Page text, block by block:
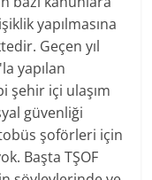
yapılmasına
Geçen yıl
yapılan
şehir içi ulaşım
güvenliği
şoförleri için
Başta TŞOF